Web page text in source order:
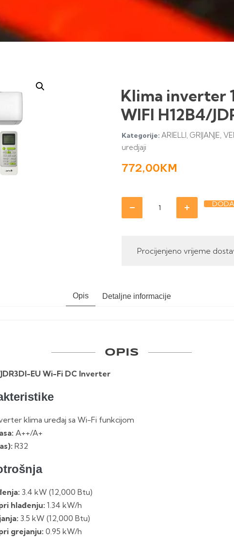
Klima inverter
WIFI H12B4/
Kategorije: ARIELLI , GRIJANJE,
uredjaji
772,00KM
Procijenjeno vrijeme
Opis Detaljne informacije
OPIS
EU Wi-Fi DC Inverter
klima uređaj sa Wi-Fi funkcijom
A++/A+
R32
3.4 kW (12,000 Btu)
hlađenju: 1.34 kW/h
3.5 kW (12,000 Btu)
grejanju: 0.95 kW/h